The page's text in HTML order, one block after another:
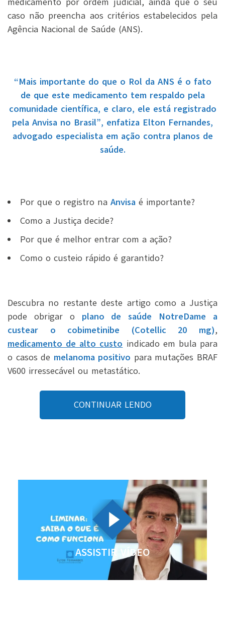
caso não preencha aos critérios estabelecidos pela
Agência Nacional de Saúde (ANS).
“Mais importante do que o Rol da ANS é o fato
de que este medicamento tem respaldo pela
comunidade científica, e claro, ele está registrado
pela Anvisa no Brasil”, enfatiza Elton Fernandes,
advogado especialista em ação contra planos de
saúde.
Por que o registro na Anvisa é importante?
Como a Justiça decide?
Por que é melhor entrar com a ação?
Como o custeio rápido é garantido?
Descubra no restante deste artigo como a Justiça
pode obrigar o plano de saúde NotreDame a
custear o cobimetinibe (Cotellic 20 mg),
medicamento de alto custo indicado em bula para
o casos de melanoma positivo para mutações BRAF
V600 irressecável ou metastático.
CONTINUAR LENDO
ASSISTIR VÍDEO